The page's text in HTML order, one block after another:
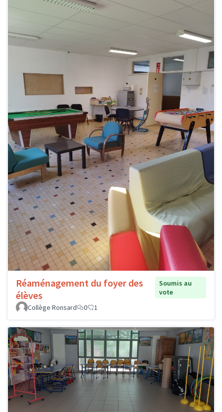
Réaménagement du foyer des
élèves
Soumis au
vote
Collège Ronsard
0 1